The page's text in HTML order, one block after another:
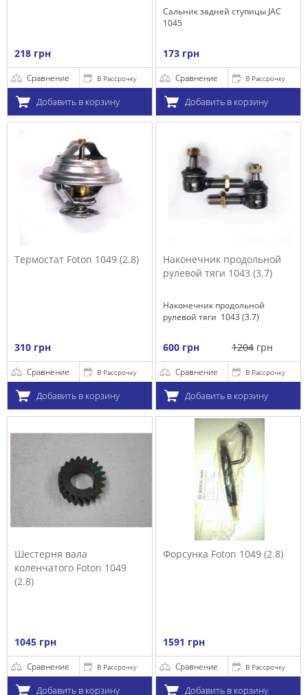
218 грн
Сравнение В Рассрочку
Добавить в корзину
Сальник задней ступицы JAC
1045
173 грн
Сравнение В Рассрочку
Добавить в корзину
Термостат Foton 1049 (2.8)
310 грн
Сравнение В Рассрочку
Добавить в корзину
Наконечник продольной
рулевой тяги 1043 (3.7)
Наконечник продольной
рулевой тяги 1043 (3.7)
600 грн 1204 грн
Сравнение В Рассрочку
Добавить в корзину
Шестерня вала
коленчатого Foton 1049
(2.8)
1045 грн
Сравнение В Рассрочку
Добавить в корзину
Форсунка Foton 1049 (2.8)
1591 грн
Сравнение В Рассрочку
Добавить в корзину